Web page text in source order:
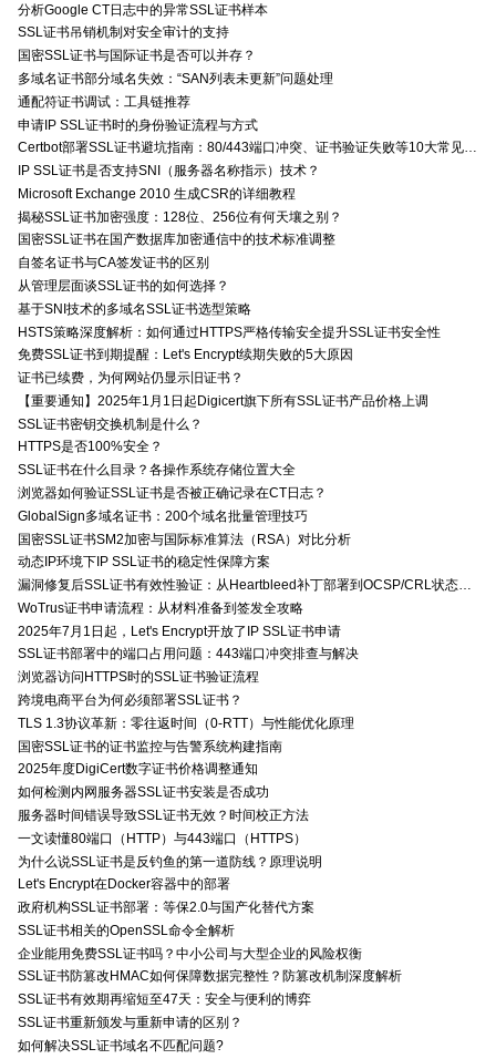
分析Google CT日志中的异常SSL证书样本
SSL证书吊销机制对安全审计的支持
国密SSL证书与国际证书是否可以并存？
多域名证书部分域名失效：“SAN列表未更新”问题处理
通配符证书调试：工具链推荐
申请IP SSL证书时的身份验证流程与方式
Certbot部署SSL证书避坑指南：80/443端口冲突、证书验证失败等10大常见问题解决方案
IP SSL证书是否支持SNI（服务器名称指示）技术？
Microsoft Exchange 2010 生成CSR的详细教程
揭秘SSL证书加密强度：128位、256位有何天壤之别？
国密SSL证书在国产数据库加密通信中的技术标准调整
自签名证书与CA签发证书的区别
从管理层面谈SSL证书的如何选择？
基于SNI技术的多域名SSL证书选型策略
HSTS策略深度解析：如何通过HTTPS严格传输安全提升SSL证书安全性
免费SSL证书到期提醒：Let's Encrypt续期失败的5大原因
证书已续费，为何网站仍显示旧证书？
【重要通知】2025年1月1日起Digicert旗下所有SSL证书产品价格上调
SSL证书密钥交换机制是什么？
HTTPS是否100%安全？
SSL证书在什么目录？各操作系统存储位置大全
浏览器如何验证SSL证书是否被正确记录在CT日志？
GlobalSign多域名证书：200个域名批量管理技巧
国密SSL证书SM2加密与国际标准算法（RSA）对比分析
动态IP环境下IP SSL证书的稳定性保障方案
漏洞修复后SSL证书有效性验证：从Heartbleed补丁部署到OCSP/CRL状态检查的全链路确认方法
WoTrus证书申请流程：从材料准备到签发全攻略
2025年7月1日起，Let's Encrypt开放了IP SSL证书申请
SSL证书部署中的端口占用问题：443端口冲突排查与解决
浏览器访问HTTPS时的SSL证书验证流程
跨境电商平台为何必须部署SSL证书？
TLS 1.3协议革新：零往返时间（0-RTT）与性能优化原理
国密SSL证书的证书监控与告警系统构建指南
2025年度DigiCert数字证书价格调整通知
如何检测内网服务器SSL证书安装是否成功
服务器时间错误导致SSL证书无效？时间校正方法
一文读懂80端口（HTTP）与443端口（HTTPS）
为什么说SSL证书是反钓鱼的第一道防线？原理说明
Let's Encrypt在Docker容器中的部署
政府机构SSL证书部署：等保2.0与国产化替代方案
SSL证书相关的OpenSSL命令全解析
企业能用免费SSL证书吗？中小公司与大型企业的风险权衡
SSL证书防篡改HMAC如何保障数据完整性？防篡改机制深度解析
SSL证书有效期再缩短至47天：安全与便利的博弈
SSL证书重新颁发与重新申请的区别？
如何解决SSL证书域名不匹配问题?